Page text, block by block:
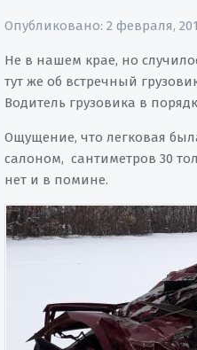
Опубликовано:2 февраля,
Не в нашем крае, но
тут же об встречный
Водитель грузовика в
Ощущение, что легковая
салоном, сантиметров 30
нет и в помине.